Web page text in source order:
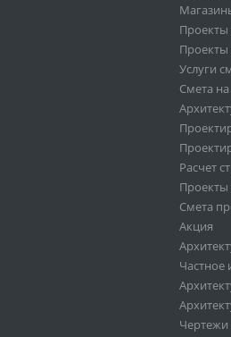
Проекты
Услуги
Смета на
Расчет
Проекты
Смета
Акция
Частное
Чертежи